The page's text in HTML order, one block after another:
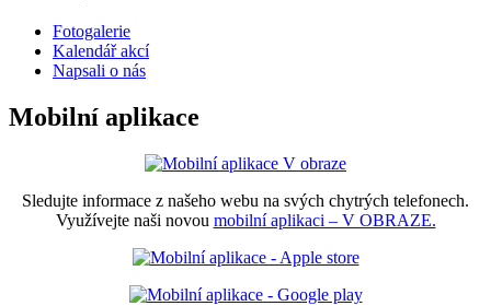
Fotogalerie
Kalendář akcí
Napsali o nás
Mobilní aplikace
Sledujte informace z našeho webu na svých chytrých telefonech.
Využívejte naši novou mobilní aplikaci – V OBRAZE.